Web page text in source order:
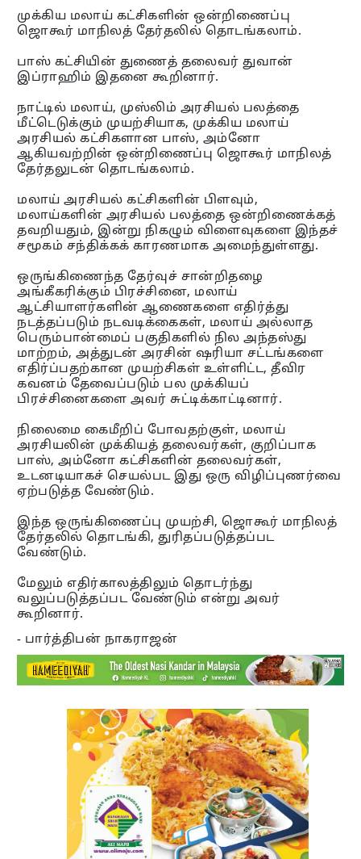
முக்கிய மலாய் கட்சிகளின் ஒன்றிணைப்பு
ஜொகூர் மாநிலத் தேர்தலில் தொடங்கலாம்.
பாஸ் கட்சியின் துணைத் தலைவர் துவான்
இப்ராஹிம் இதனை கூறினார்.
நாட்டில் மலாய், முஸ்லிம் அரசியல் பலத்தை
மீட்டெடுக்கும் முயற்சியாக, முக்கிய மலாய்
அரசியல் கட்சிகளான பாஸ், அம்னோ
ஆகியவற்றின் ஒன்றிணைப்பு ஜொகூர் மாநிலத்
தேர்தலுடன் தொடங்கலாம்.
மலாய் அரசியல் கட்சிகளின் பிளவும்,
மலாய்களின் அரசியல் பலத்தை ஒன்றிணைக்கத்
தவறியதும், இன்று நிகழும் விளைவுகளை இந்தச்
சமூகம் சந்திக்கக் காரணமாக அமைந்துள்ளது.
ஒருங்கிணைந்த தேர்வுச் சான்றிதழை
அங்கீகரிக்கும் பிரச்சினை, மலாய்
ஆட்சியாளர்களின் ஆணைகளை எதிர்த்து
நடத்தப்படும் நடவடிக்கைகள், மலாய் அல்லாத
பெரும்பான்மைப் பகுதிகளில் நில அந்தஸ்து
மாற்றம், அத்துடன் அரசின் ஷரியா சட்டங்களை
எதிர்ப்பதற்கான முயற்சிகள் உள்ளிட்ட, தீவிர
கவனம் தேவைப்படும் பல முக்கியப்
பிரச்சினைகளை அவர் சுட்டிக்காட்டினார்.
நிலைமை கைமீறிப் போவதற்குள், மலாய்
அரசியலின் முக்கியத் தலைவர்கள், குறிப்பாக
பாஸ், அம்னோ கட்சிகளின் தலைவர்கள்,
உடனடியாகச் செயல்பட இது ஒரு விழிப்புணர்வை
ஏற்படுத்த வேண்டும்.
இந்த ஒருங்கிணைப்பு முயற்சி, ஜொகூர் மாநிலத்
தேர்தலில் தொடங்கி, துரிதப்படுத்தப்பட
வேண்டும்.
மேலும் எதிர்காலத்திலும் தொடர்ந்து
வலுப்படுத்தப்பட வேண்டும் என்று அவர்
கூறினார்.
- பார்த்திபன் நாகராஜன்